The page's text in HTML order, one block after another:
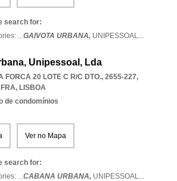
search for:
...GAIVOTA URBANA, UNIPESSOAL...
Unipessoal, Lda
FORCA 20 LOTE C R/C DTO., 2655-227,
, LISBOA
de condomínios
Ver no Mapa
search for:
...CABANA URBANA, UNIPESSOAL...